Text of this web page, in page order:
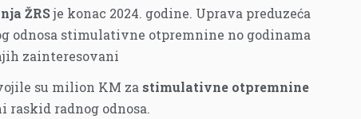
ŽRSje konac 2024. godine. Uprava preduzeća
odnosa stimulativne otpremnine no godinama
zainteresovani
su milion KM za stimulativne otpremnine
radnog odnosa.